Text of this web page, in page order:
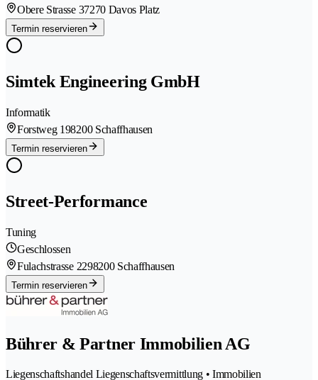
Obere Strasse 37270 Davos Platz
Termin reservieren
Simtek Engineering GmbH
Informatik
Forstweg 198200 Schaffhausen
Termin reservieren
Street-Performance
Tuning
Geschlossen
Fulachstrasse 2298200 Schaffhausen
Termin reservieren
Bührer & Partner Immobilien AG
Liegenschaftshandel Liegenschaftsvermittlung • Immobilien